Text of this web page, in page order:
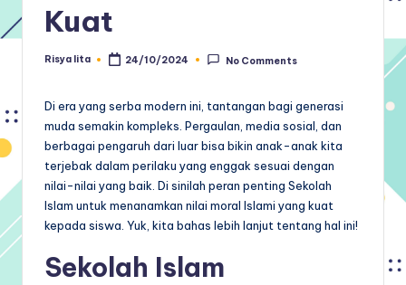
Kuat
Posted
Risya lita 24/10/2024 No Comments
Di era yang serba modern ini, tantangan bagi generasi
muda semakin kompleks. Pergaulan, media sosial, dan
berbagai pengaruh dari luar bisa bikin anak-anak kita
terjebak dalam perilaku yang enggak sesuai dengan
nilai-nilai yang baik. Di sinilah peran penting Sekolah
Islam untuk menanamkan nilai moral Islami yang kuat
kepada siswa. Yuk, kita bahas lebih lanjut tentang hal ini!
Sekolah Islam